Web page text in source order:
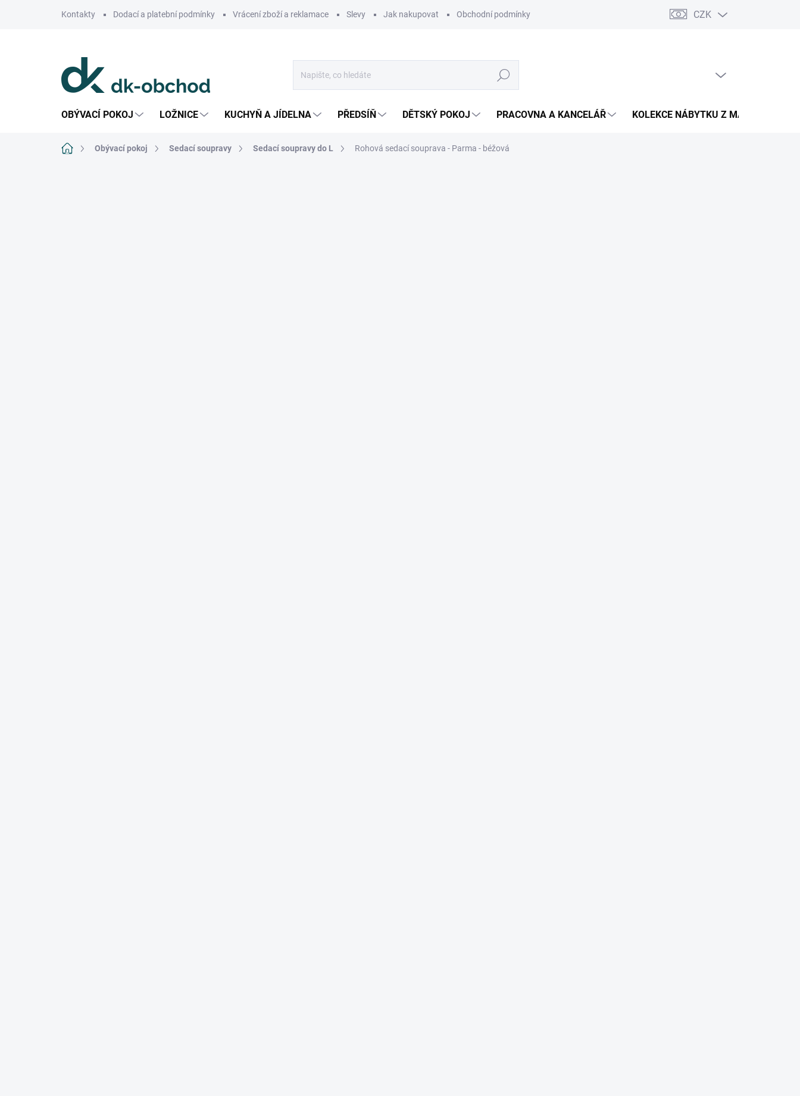
Kontakty Dodací a platební podmínky Vrácení zboží a reklamace Slevy Jak nakupovat Obchodní podmínky Podmínky ochrany osobních údajů Pojištění zásilky
CZK
Hledat
OBÝVACÍ POKOJ LOŽNICE KUCHYŇ A JÍDELNA PŘEDSÍŇ DĚTSKÝ POKOJ PRACOVNA A KANCELÁŘ KOLEKCE NÁBYTKU Z MASIVU
Domů Obývací pokoj Sedací soupravy Sedací soupravy do L Rohová sedací souprava - Parma - béžová